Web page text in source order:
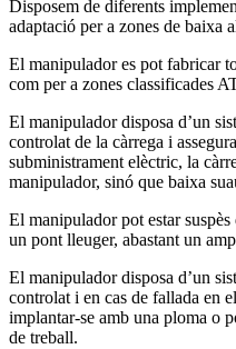
Disposem de diferents
adaptació per a zones de baixa
El manipulador es pot fabricar
com per a zones classificades
El manipulador disposa d’un
controlat de la càrrega i
subministrament elèctric, la
manipulador, sinó que baixa
El manipulador pot estar
un pont lleuger, abastant un
El manipulador disposa d’un
controlat i en cas de fallada en
implantar-se amb una ploma o
de treball.